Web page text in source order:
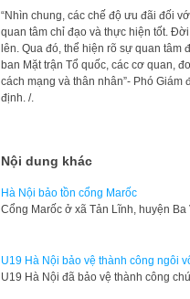
“Nhìn chung, các chế độ ưu đãi đối
quan tâm chỉ đạo và thực hiện tốt.
lên. Qua đó, thể hiện rõ sự quan tâm
ban Mặt trận Tổ quốc, các cơ quan,
cách mạng và thân nhân”- Phó
định. /.
Nội dung khác
Hà Nội bảo tồn cổng Marốc
Cổng Marốc ở xã Tản Lĩnh, huyện
U19 Hà Nội bảo vệ thành công ngôi
U19 Hà Nội đã bảo vệ thành công